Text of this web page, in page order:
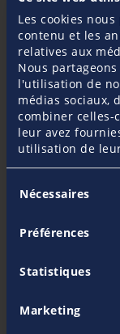
Les cookies
contenu et les
relatives aux
Nous
l'utilisation de
médias sociaux,
combiner celles-
leur avez
utilisation de
duNécessaires
Préférences
Statistiques
Marketing
L’acheteur
d’assurance?
Puis-je prêter
d'assurance ?
Toutes les